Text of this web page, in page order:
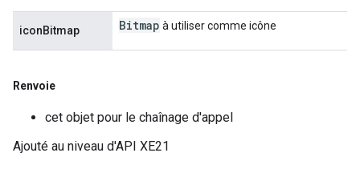
iconBitmap Bitmap à utiliser comme icône
Renvoie
cet objet pour le chaînage d'appel
Ajouté au niveau d'API XE21